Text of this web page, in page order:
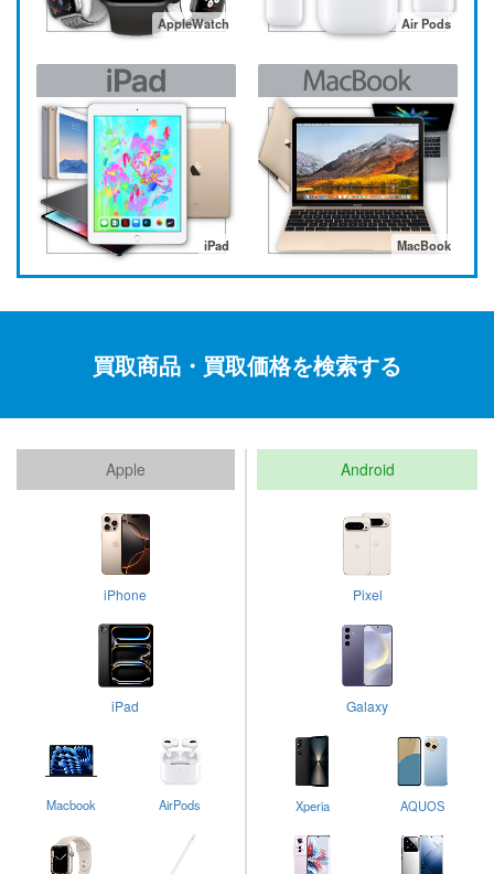
AppleWatch Air Pods
iPad MacBook
買取商品・買取価格を検索する
Apple
iPhone
iPad
Macbook AirPods
Android
Pixel
Galaxy
Xperia AQUOS